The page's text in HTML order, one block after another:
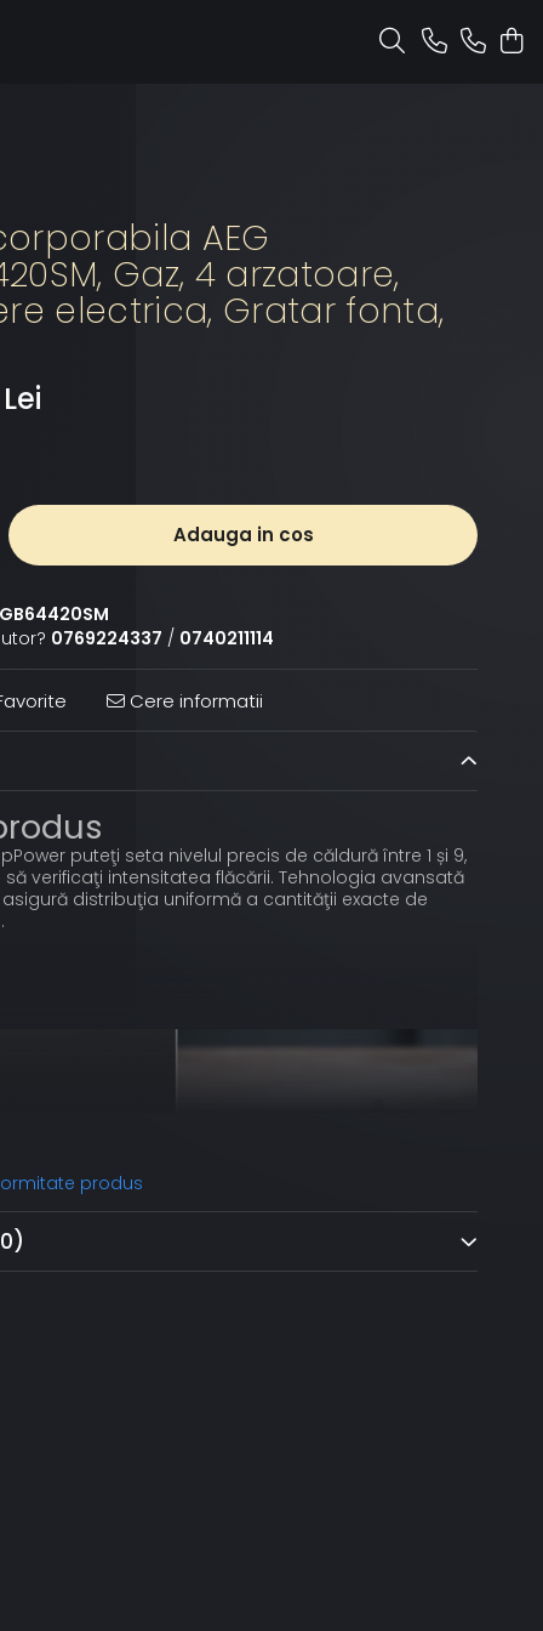
AEG
Gaz, 4 arzatoare,
electrica, Gratar fonta,
Adauga in cos
0769224337 / 0740211114
Cere informatii
puteţi seta nivelul precis de căldură între 1 și 9,
să verificaţi intensitatea flăcării. Tehnologia avansată
distribuţia uniformă a cantităţii exacte de
produs